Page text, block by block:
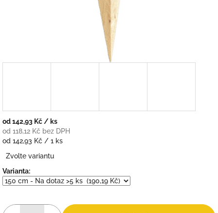
od142,93 Kč / ks
od 118,12 Kč bez DPH
Měrná
od 142,93 Kč / 1 ks
Zvolte variantu
Varianta: